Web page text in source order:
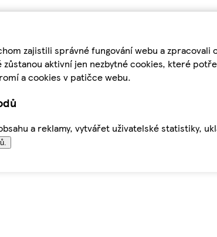
zajistili správné fungování webu a
aktivní jen nezbytné cookies, které
a cookies v patičce webu.
a reklamy, vytvářet uživatelské statistiky,